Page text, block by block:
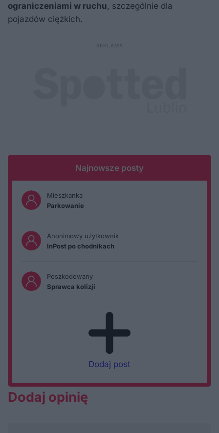
ograniczeniami w ruchu , szczególnie dla
pojazdów ciężkich.
Najnowsze posty
Mieszkanka
Parkowanie
Anonimowy użytkownik
InPost po chodnikach
Poszkodowany
Sprawca kolizji
Dodaj post
Dodaj opinię